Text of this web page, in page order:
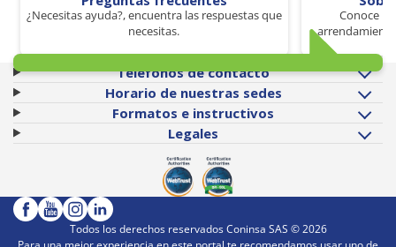
¿Necesitas ayuda?, encuentra las respuestas que
necesitas.
Conoce
Teléfonos de contacto
Horario de nuestras sedes
Formatos e instructivos
Legales
Todos los derechos reservados Coninsa SAS ©2026